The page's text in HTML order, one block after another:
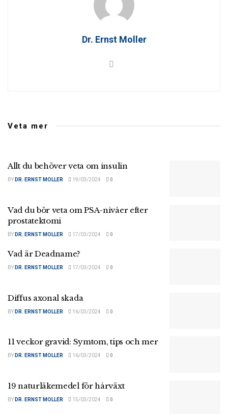
Dr. Ernst Moller
Veta mer
Allt du behöver veta om insulin
BY DR. ERNST MOLLER 19/03/2024 0
Vad du bör veta om PSA-nivåer efter
prostatektomi
BY DR. ERNST MOLLER 17/03/2024 0
Vad är Deadname?
BY DR. ERNST MOLLER 17/03/2024 0
Diffus axonal skada
BY DR. ERNST MOLLER 16/03/2024 0
11 veckor gravid: Symtom, tips och mer
BY DR. ERNST MOLLER 16/03/2024 0
19 naturläkemedel för hårväxt
BY DR. ERNST MOLLER 15/03/2024 0